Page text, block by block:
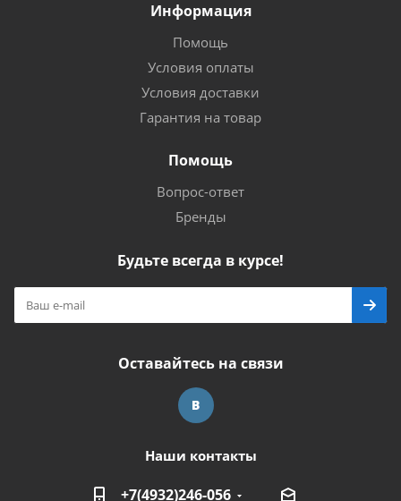
Информация
Помощь
Условия оплаты
Условия доставки
Гарантия на товар
Помощь
Вопрос-ответ
Бренды
Будьте всегда в курсе!
Оставайтесь на связи
Наши контакты
+7(4932)246-056